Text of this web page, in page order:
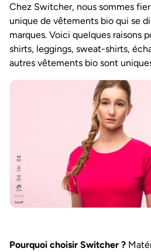
Chez Switcher, nous sommes
unique de vêtements bio qui se
marques. Voici quelques raisons
shirts, leggings, sweat-shirts,
autres vêtements bio sont
Pourquoi choisir Switcher ?